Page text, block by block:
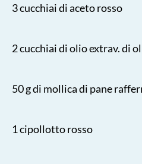
3 cucchiai di aceto rosso
2 cucchiai di olio extrav. di
50 g di mollica di pane
1 cipollotto rosso